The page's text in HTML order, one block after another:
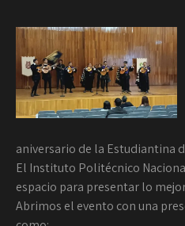
aniversario de la Estudiantina
El Instituto Politécnico
espacio para presentar lo
Abrimos el evento con una